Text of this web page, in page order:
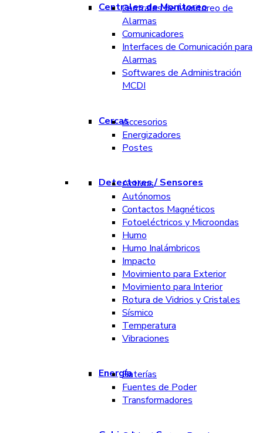
Centrales de Monitoreo
Centrales de Monitoreo de
Alarmas
Comunicadores
Interfaces de Comunicación para
Alarmas
Softwares de Administración
MCDI
CercasAccesorios
Energizadores
Postes
Detectores / Sensores
Activos
Autónomos
Contactos Magnéticos
Fotoeléctricos y Microondas
Humo
Humo Inalámbricos
Impacto
Movimiento para Exterior
Movimiento para Interior
Rotura de Vidrios y Cristales
Sísmico
Temperatura
Vibraciones
EnergíaBaterías
Fuentes de Poder
Transformadores